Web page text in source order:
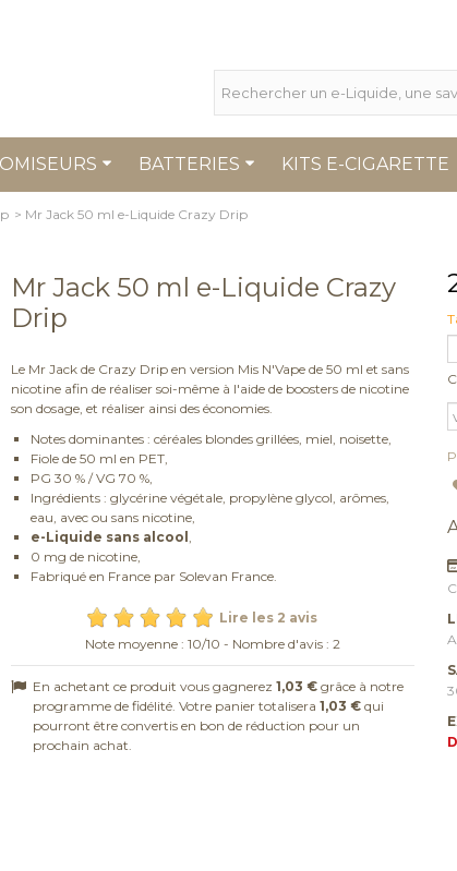
BATTERIES KITS E-CIGARETTE
> Mr Jack 50 ml e-Liquide Crazy Drip
Mr Jack 50 ml e-Liquide Crazy
Drip
Le Mr Jack de Crazy Drip en version Mis N'Vape de 50 ml et sans
nicotine afin de réaliser soi-même à l'aide de boosters de nicotine
son dosage, et réaliser ainsi des économies.
Notes dominantes : céréales blondes grillées, miel, noisette,
Fiole de 50 ml en PET,
PG 30 % / VG 70 %,
Ingrédients : glycérine végétale, propylène glycol, arômes,
eau, avec ou sans nicotine,
e-Liquide sans alcool
0 mg de nicotine,
Fabriqué en France par Solevan France.
Lire les 2 avis
Note moyenne : 10/10 - Nombre d'avis : 2
En achetant ce produit vous gagnerez 1,03 €grâce à notre
programme de fidélité. Votre panier totalisera 1,03 €qui
pourront être convertis en bon de réduction pour un
prochain achat.